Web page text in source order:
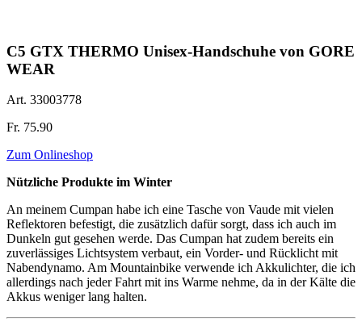
C5 GTX THERMO Unisex-Handschuhe von GORE
WEAR
Art. 33003778
Fr. 75.90
Zum Onlineshop
Nützliche Produkte im Winter
An meinem Cumpan habe ich eine Tasche von Vaude mit vielen
Reflektoren befestigt, die zusätzlich dafür sorgt, dass ich auch im
Dunkeln gut gesehen werde. Das Cumpan hat zudem bereits ein
zuverlässiges Lichtsystem verbaut, ein Vorder- und Rücklicht mit
Nabendynamo. Am Mountainbike verwende ich Akkulichter, die ich
allerdings nach jeder Fahrt mit ins Warme nehme, da in der Kälte die
Akkus weniger lang halten.